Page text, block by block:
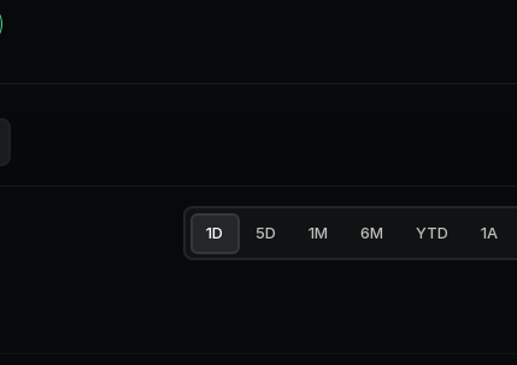
1D 5D 1M 6M YTD 1A